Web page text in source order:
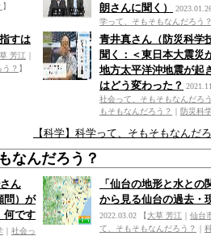
】
朗さんに聞く）
学って、そもそもなんだろう？
すは
芳江
？ 】
青井真さん（防災科学
聞く：＜東日本大震災
地方太平洋沖地震が起
はどう変わった？
社会って、そもそもなんだろ
もそもなんだろう？
防災科
【科学】科学って、そもそもなんだ
なんだろう？
ん
問）が
何です
社会っ
「仙台の地形と水との
から見る仙台の過去・
2022.03.02 【大草 芳江 仙台
て、そもそもなんだろう？